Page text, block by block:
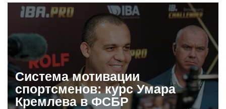
Система мотивации
спортсменов: курс Умара
Кремлева в ФСБР